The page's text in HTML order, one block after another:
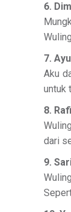
6.
7. Ayu
Aku
untuk
8. Rafi
dari
9.